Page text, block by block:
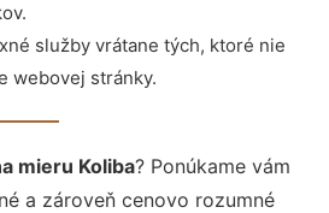
služby vrátane tých, ktoré nie
webovej stránky.
mieru Koliba? Ponúkame vám
a zároveň cenovo rozumné